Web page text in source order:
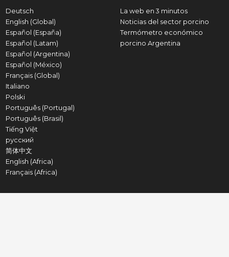
Deutsch
English (Global)
Español (España)
Español (Latam)
Español (Argentina)
Español (México)
Français (Global)
Italiano
Polski
Português (Portugal)
Português (Brasil)
Tiếng Việt
русский
简体中文
English (Africa)
Français (Africa)
La web en 3 minutos
Noticias del sector porcino
Termómetro económico
porcino Argentina